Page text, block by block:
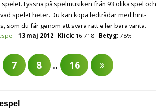
spelet. Lyssna på spelmusiken från 93 olika spel och
spelet heter. Du kan köpa ledtrådar med hint-
som du får genom att svara rätt eller bara vänta.
13 maj 2012 Klick:16 718 Betyg: 78%
7 8 .. 16